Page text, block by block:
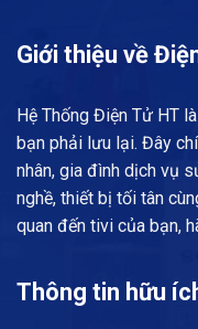
Giới thiệu về
Hệ Thống Điện Tử HT
bạn phải lưu lại. Đây
nhân, gia đình dịch vụ
nghề, thiết bị tối tân
quan đến tivi của bạn,
Thông tin hữu